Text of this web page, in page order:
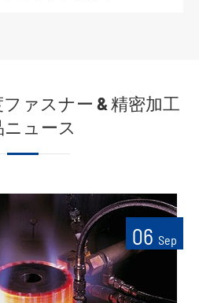
ァスナー & 精密加工
ニュース
06 Sep